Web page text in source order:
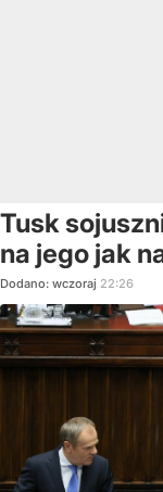
Tusk
na jego jak
Dodano: wczoraj 22:26